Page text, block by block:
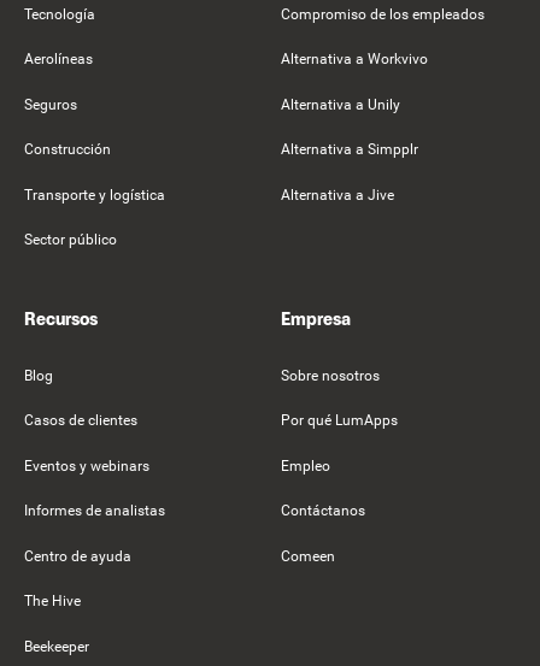
Tecnología
Aerolíneas
Seguros
Construcción
Transporte y logística
Sector público
Compromiso de los empleados
Alternativa a Workvivo
Alternativa a Unily
Alternativa a Simpplr
Alternativa a Jive
Recursos
Blog
Casos de clientes
Eventos y webinars
Informes de analistas
Centro de ayuda
The Hive
Beekeeper
Empresa
Sobre nosotros
Por qué LumApps
Empleo
Contáctanos
Comeen